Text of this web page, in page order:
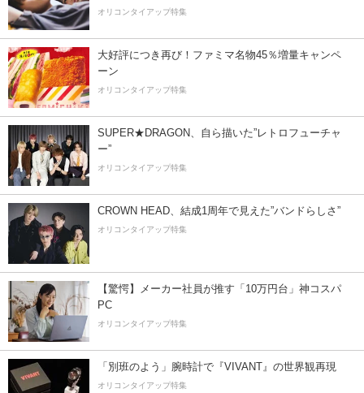
オリコンタイアップ特集
大好評につき再び！ファミマ名物45％増量キャンペ
ーン
オリコンタイアップ特集
SUPER★DRAGON、自ら描いた”レトロフューチャ
ー”
オリコンタイアップ特集
CROWN HEAD、結成1周年で見えた”バンドらしさ”
オリコンタイアップ特集
【驚愕】メーカー社員が推す「10万円台」神コスパ
PC
オリコンタイアップ特集
「別班のよう」腕時計で『VIVANT』の世界観再現
オリコンタイアップ特集